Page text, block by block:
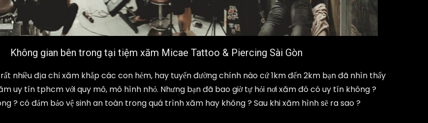
Không gian bên trong tại tiệm xăm Micae Tattoo & Piercing Sài Gòn
rất nhiều địa chỉ xăm khắp các con hẻm, hay tuyến đường chính nào cứ 1km đến 2km bạn đã nhìn thấy
uy tín tphcm với quy mô, mô hình nhỏ. Nhưng bạn đã bao giờ tự hỏi nơi xăm đó có uy tín không ?
? có đảm bảo vệ sinh an toàn trong quá trình xăm hay không ? Sau khi xăm hình sẽ ra sao ?